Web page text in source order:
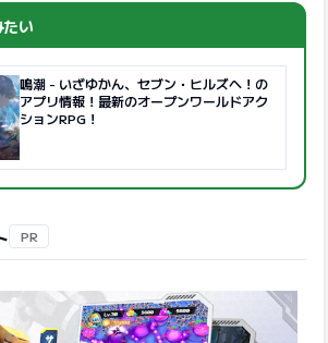
い
鳴潮 - いざゆかん、セブン・ヒルズへ！の
アプリ情報！最新のオープンワールドアク
ションRPG！
PR